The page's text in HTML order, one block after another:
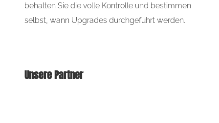
behalten Sie die volle Kontrolle und bestimmen
selbst, wann Upgrades durchgeführt werden.
Unsere Partner